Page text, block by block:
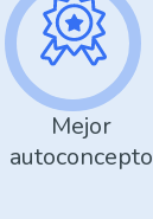
Mejor
autoconcepto